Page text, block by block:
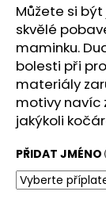
Můžete si
skvělé
maminku.
bolesti při
materiály
motivy navíc
jakýkoli
PŘIDAT JMÉNO
D
o
p
o
r
u
č
u
j